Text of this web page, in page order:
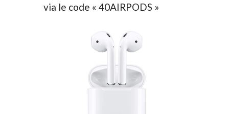
via le code « 40AIRPODS »